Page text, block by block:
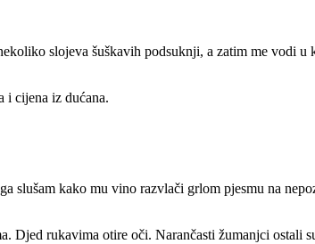
slojeva šuškavih podsuknji, a zatim me vodi u
i cijena iz dućana.
slušam kako mu vino razvlači grlom pjesmu na
Djed rukavima otire oči. Narančasti žumanjci ostali